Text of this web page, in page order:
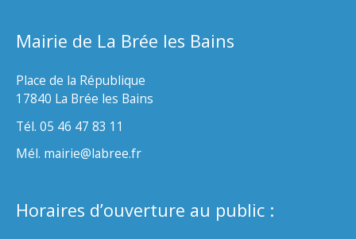
Mairie de La Brée les Bains
Place de la République
17840 La Brée les Bains
Tél. 05 46 47 83 11
Mél. mairie@labree.fr
Horaires d’ouverture au public :